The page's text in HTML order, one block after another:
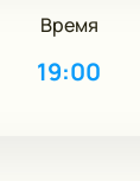
Время
19:00